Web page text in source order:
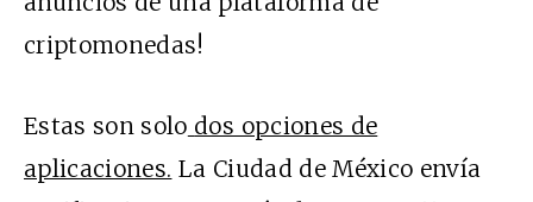
criptomonedas!
Estas son solo dos opciones de
aplicaciones. La Ciudad de México envía